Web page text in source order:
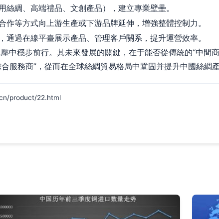
絲綢、高端禮品、文創產品），建立專業壁壘。
作等方式向上游生產或下游品牌延伸，增強整體控制力。
通過在線平臺展示產品、管理客戶關系，提升運營效率。
中穩步前行。其未來發展的關鍵，在于能否從傳統的“中間
服務商”，從而在全球絲綢貿易格局中鞏固并提升中國絲綢
product/22.html